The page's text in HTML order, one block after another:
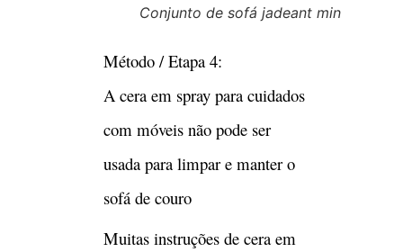
muitas donas de casa cometam
móveis sabe que o spray para
manutenção de móveis só pode
superfície de móveis de
madeira e não pode ser
aplicado no sofá. Isso ocorre
verdade, a pele do animal.